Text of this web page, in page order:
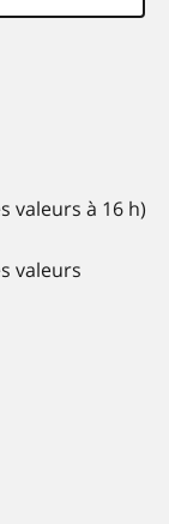
valeurs à 16 h)
valeurs